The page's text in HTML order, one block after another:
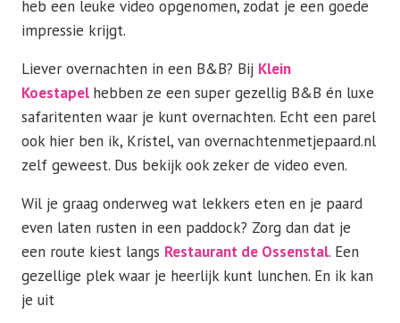
heb een leuke video opgenomen, zodat je een goede
impressie krijgt.
Liever overnachten in een B&B? Bij Klein
Koestapel hebben ze een super gezellig B&B én luxe
safaritenten waar je kunt overnachten. Echt een parel
ook hier ben ik, Kristel, van overnachtenmetjepaard.nl
zelf geweest. Dus bekijk ook zeker de video even.
Wil je graag onderweg wat lekkers eten en je paard
even laten rusten in een paddock? Zorg dan dat je
een route kiest langs Restaurant de Ossenstal. Een
gezellige plek waar je heerlijk kunt lunchen. En ik kan
je uit